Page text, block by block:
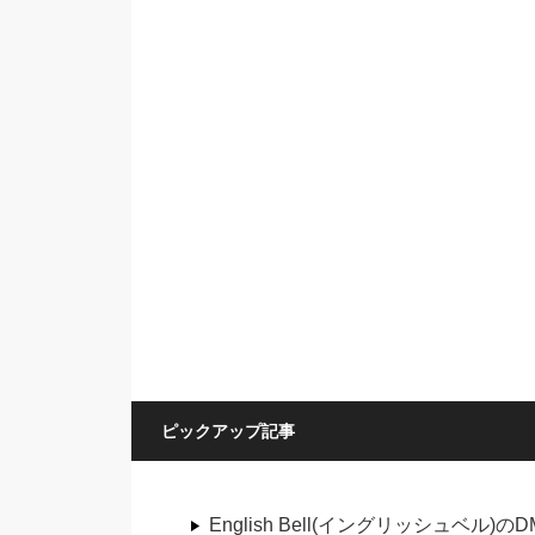
ピックアップ記事
English Bell(イングリッシュベル)の